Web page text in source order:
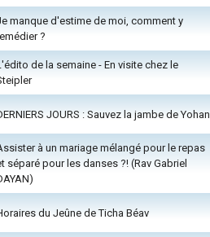
manque d'estime de moi, comment y
?
de la semaine - En visite chez le
JOURS : Sauvez la jambe de Yohan
à un mariage mélangé pour le repas
séparé pour les danses ?! (Rav Gabriel
du Jeûne de Ticha Béav